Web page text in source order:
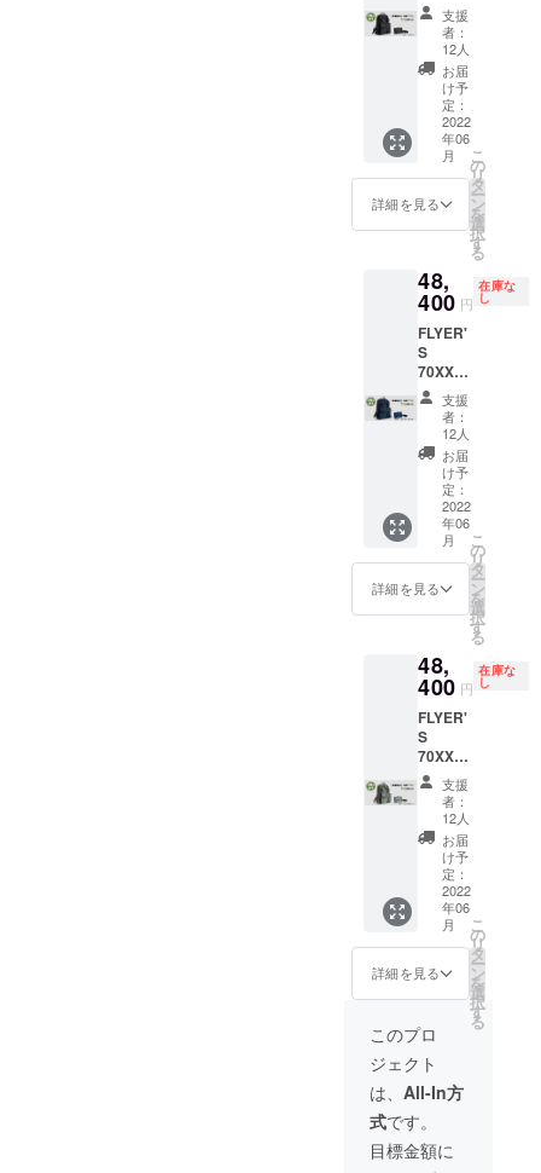
れ・誤
記入に
よる再
配達が
発生し
た場合
は、着
払とな
入力の
際は
「郵便
番号」
「都道
府県」
「マン
ション
名・部
号」等
に、記
がない
かご確
認お願
い致し
ます。
※お届け
先の記
入漏
れ・誤
記入に
よる再
配達が
発生し
た場合
りま
す。
る場合
がござ
いま
す。 ※
デザイ
ン・仕
様は変
更にな
る可能
ざいま
す。ご
い。 ※
ご購入
入力の
際は
「郵便
番号」
「都道
府県」
「マン
ション
名・部
屋番
号」等
に、記
や誤り
がない
い致し
ます。
※お届け
先の記
入漏
れ・誤
記入に
よる再
配達が
発生し
た場合
は、着
払とな
りま
個 ●マ
ルチ
オーガ
ナイ
ザー&オ
リジナ
ル巾着
袋付き
お申し
込み注
意点：
材の供
給状
造工程
上の都
合等に
より出
荷時期
が遅れ
る場合
がござ
いま
す。 ※
デザイ
ン・仕
更にな
る可能
す。ご
了承く
い。 ※
ご購入
の住所
入力の
際は
「郵便
番号」
「都道
府県」
「マン
ション
名・部
号」等
に、記
や誤り
がない
かご確
認お願
い致し
ます。
※お届け
提供。
● 販売
数量：1
個 ●カ
ラー：
セージ
グリー
ン ●お
届け予
定日：
2022年
み順で
発送 ●
限定
数：15
個 ●マ
ルチ
オーガ
ナイ
ザー&オ
リジナ
ル巾着
袋付き
お申し
込み注
意点：
※ご注文
状況、
況、製
造工程
合等に
より出
荷時期
が遅れ
る場合
がござ
いま
す。 ※
デザイ
ン・仕
様は変
更にな
性もご
ざいま
了承く
い。 ※
ご購入
入力の
際は
特別割
10％OF
F 6月お
届け】 -
--数量限
定:先着
15名様 -
販売予
定価格
53,900
円(税込)
をさら
く割引
価格
48,400
円(税込/
送料込
み) でご
提供。
● 販売
数量：1
個 ●カ
ラー：
ブラッ
ク ●お
届け予
定日：
2022年
6月下旬
発送 ●
限定
数：12
個 ●マ
ルチ
オーガ
ナイ
ザー&オ
リジナ
ル巾着
袋付き
お申し
込み注
意点：
※ご注文
状況、
使用部
況、製
上の都
合等に
より出
荷時期
が遅れ
る場合
支援
者：
12人
お届
け予
定：
2022
年06
月
詳細を見る
こ
の
リ
タ
ー
ン
を
選
択
す
る
48,
400 円
在庫な
し
FLYER'
S
70XX【
特別割
10％OF
F 6月お
届け】 -
--数量限
定:先着
15名様 -
販売予
定価格
53,900
円(税込)
をさら
く割引
価格
48,400
円(税込/
送料込
み) でご
提供。
● 販売
数量：1
個 ●カ
ラー：
エア
フォー
スブ
ルー ●
お届け
予定
6月下旬
よりお
申し込
み順で
発送 ●
限定
数：12
個 ●マ
支援
者：
12人
お届
け予
定：
2022
年06
月
詳細を見る
こ
の
リ
タ
ー
ン
を
選
択
す
る
48,
400 円
在庫な
し
FLYER'
S
70XX【
特別割
10％OF
F 6月お
届け】 -
--数量限
定:先着
15名様 -
販売予
定価格
53,900
円(税込)
をさら
にお安
く割引
価格
48,400
円(税込/
送料込
み) でご
提供。
支援
者：
12人
お届
け予
定：
2022
年06
月
詳細を見る
こ
の
リ
タ
ー
ン
を
選
択
す
る
このプロ
ジェクト
は、 All-In方
式です。
目標金額に